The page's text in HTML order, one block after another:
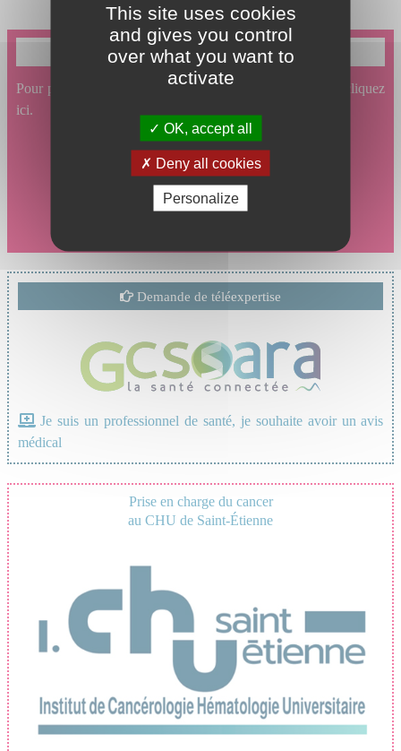
Je souhaite prendre un rendez-vous en ligne
Pour prendre un rendez-vous en ligne en Dermatologie, cliquez
ici.
Demande de téléexpertise
Je suis un professionnel de santé, je souhaite avoir un avis
médical
Prise en charge du cancer
au CHU de Saint-Étienne
This site uses cookies
and gives you control
over what you want to
activate
OK, accept all
Deny all cookies
Personalize